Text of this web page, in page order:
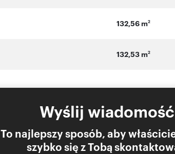
132,56 m2
132,53 m2
Wyślij wiadomość
To najlepszy sposób, aby
szybko się z Tobą